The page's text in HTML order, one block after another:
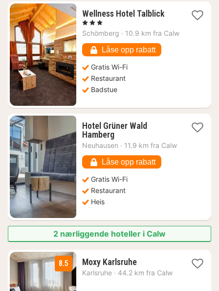
Wellness Hotel Talblick1
fra
, 3 Stjerner
Schömberg · 10.9 km fra Calw
Låse opp rabatt
Gratis Wi-Fi
Restaurant
Badstue
Hotel Grüner Wald
Hamberg1
natt
1475
kr.
Neuhausen · 11.9 km fra Calw
Låse opp rabatt
Gratis Wi-Fi
Restaurant
Heis
2 nærliggende hoteller i Calw
8.5 Moxy Karlsruhe1
natt
Karlsruhe · 44.2 km fra Calw